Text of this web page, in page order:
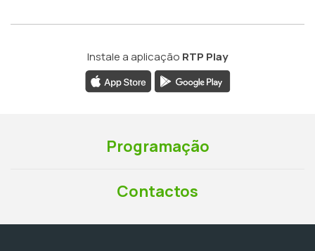
Instale a aplicação RTP Play
Programação
Contactos